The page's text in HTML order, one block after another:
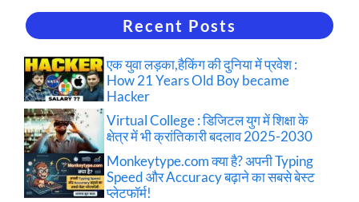
Recent Posts
एक युवा लड़का,हैकिंग की दुनिया में प्रवेश :
How 21 Years Old Boy became
Hacker
Virtual College : डिजिटल युग में शिक्षा के
क्षेत्र में भी क्रांतिकारी बदलाव 2025-2030
Monkeytype.com क्या है? अपनी Typing
Speed और Accuracy बढ़ाने का सबसे बेस्ट
प्लेटफॉर्म!